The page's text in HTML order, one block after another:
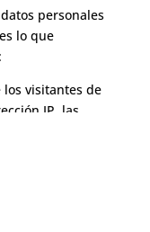
personales
lo que
los visitantes de
IP, las